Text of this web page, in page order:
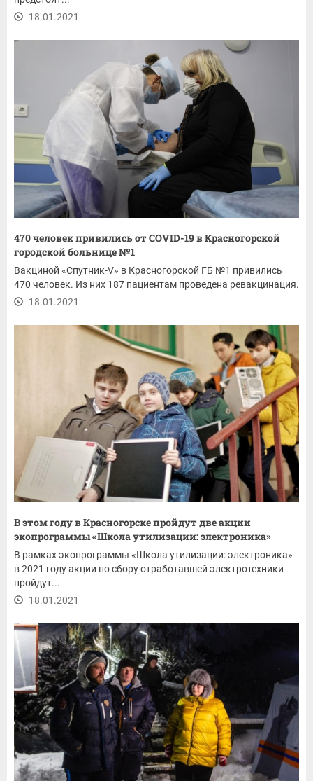
18.01.2021
470 человек привились от COVID-19 в Красногорской
городской больнице №1
Вакциной «Спутник-V» в Красногорской ГБ №1 привились
470 человек. Из них 187 пациентам проведена ревакцинация.
18.01.2021
В этом году в Красногорске пройдут две акции
экопрограммы «Школа утилизации: электроника»
В рамках экопрограммы «Школа утилизации: электроника»
в 2021 году акции по сбору отработавшей электротехники
пройдут...
18.01.2021